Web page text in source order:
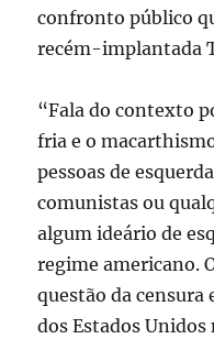
confronto público
recém-implantada
“Fala do contexto
fria e o
pessoas de
comunistas ou
algum ideário de
regime americano.
questão da censura
dos Estados Unidos